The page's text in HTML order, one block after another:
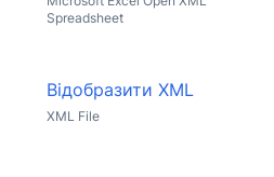
Spreadsheet
Відобразити XML
XML File